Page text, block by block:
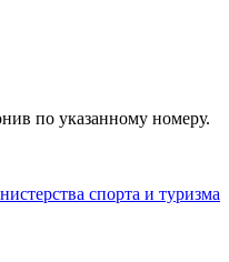
по указанному номеру.
спорта и туризма